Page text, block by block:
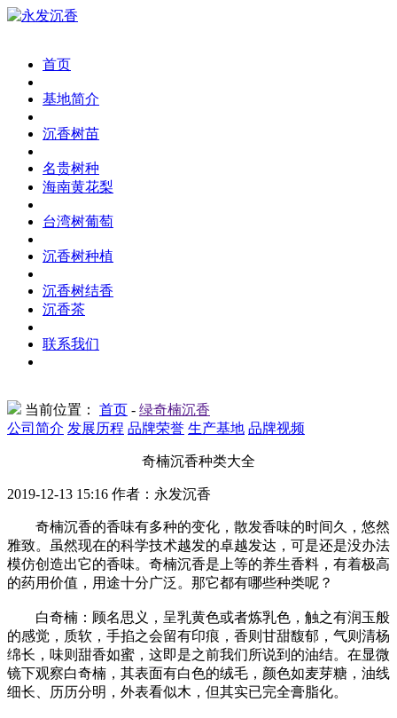
首页
基地简介
沉香树苗
名贵树种
海南黄花梨
台湾树葡萄
沉香树种植
沉香树结香
沉香茶
联系我们
当前位置： 首页 - 绿奇楠沉香
公司简介 发展历程 品牌荣誉 生产基地 品牌视频
奇楠沉香种类大全
2019-12-13 15:16 作者：永发沉香
奇楠沉香的香味有多种的变化，散发香味的时间久，悠然
雅致。虽然现在的科学技术越发的卓越发达，可是还是没办法
模仿创造出它的香味。奇楠沉香是上等的养生香料，有着极高
的药用价值，用途十分广泛。那它都有哪些种类呢？
白奇楠：顾名思义，呈乳黄色或者炼乳色，触之有润玉般
的感觉，质软，手掐之会留有印痕，香则甘甜馥郁，气则清杨
绵长，味则甜香如蜜，这即是之前我们所说到的油结。在显微
镜下观察白奇楠，其表面有白色的绒毛，颜色如麦芽糖，油线
细长、历历分明，外表看似木，但其实已完全膏脂化。